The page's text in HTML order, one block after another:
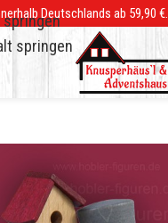
springen
springen
Deutschlands ab 59,90 €.